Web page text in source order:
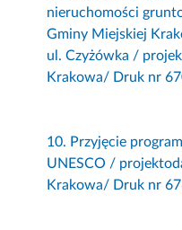
nieruchomości
Gminy Miejskiej
ul. Czyżówka /
Krakowa/ Druk nr
10. Przyjęcie
UNESCO /
Krakowa/ Druk nr